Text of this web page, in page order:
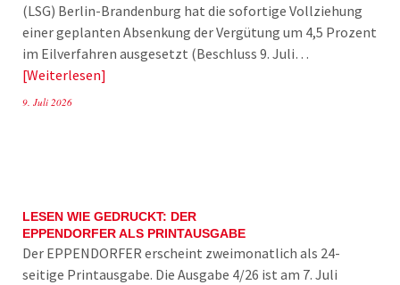
(LSG) Berlin-Brandenburg hat die sofortige Vollziehung
einer geplanten Absenkung der Vergütung um 4,5 Prozent
im Eilverfahren ausgesetzt (Beschluss 9. Juli…
Weiterlesen
9. Juli 2026
LESEN WIE GEDRUCKT: DER
EPPENDORFER ALS PRINTAUSGABE
Der EPPENDORFER erscheint zweimonatlich als 24-
seitige Printausgabe. Die Ausgabe 4/26 ist am 7. Juli